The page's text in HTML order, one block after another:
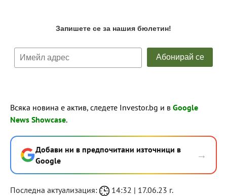
Всяка новина е актив, следете Investor.bg и в Google
News Showcase.
Добави ни в предпочитани източници в
Google
→
Последна актуализация: 14:32 | 17.06.23 г.